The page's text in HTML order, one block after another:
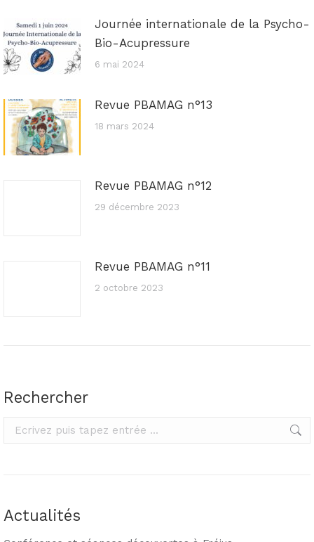
Journée internationale de la Psycho-
Bio-Acupressure
6 mai 2024
Revue PBAMAG n°13
18 mars 2024
Revue PBAMAG n°12
29 décembre 2023
Revue PBAMAG n°11
2 octobre 2023
Rechercher
Rechercher
Actualités